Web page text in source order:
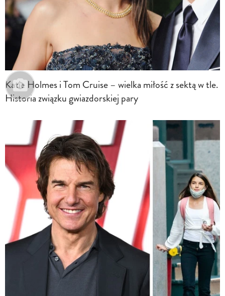
Katie Holmes i Tom Cruise – wielka miłość z sektą w tle.
Historia związku gwiazdorskiej pary